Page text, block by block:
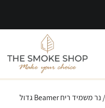
/ נר משמיד ריח Beamer גדול